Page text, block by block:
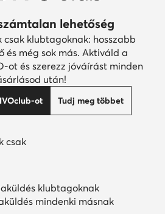
lehetőség
csak klubtagoknak: hosszabb
és még sok más. Aktiváld a
ot és szerezz jóváírást minden
után!
ot Tudj meg többet
csak
klubtagoknak
mindenki másnak